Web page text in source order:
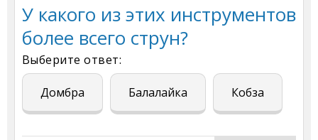
У какого из этих инструментов
более всего струн?
Выберите ответ:
Домбра Балалайка Кобза